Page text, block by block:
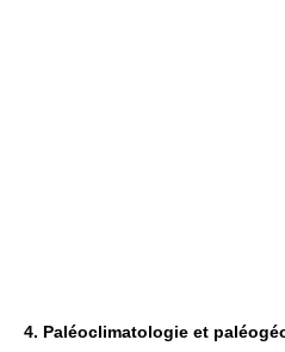
4. Paléoclimatologie et